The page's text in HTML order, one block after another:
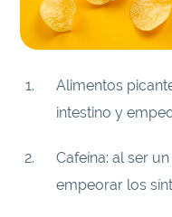
Alimentos
intestino y
Cafeína: al ser
empeorar los